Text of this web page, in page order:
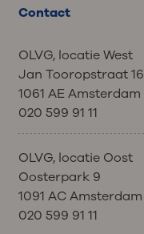
Contact
OLVG, locatie West
Jan Tooropstraat
1061 AE Amsterdam
020 599 91 11
OLVG, locatie Oost
Oosterpark 9
1091 AC Amsterdam
020 599 91 11